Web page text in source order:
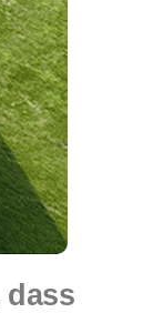
dass